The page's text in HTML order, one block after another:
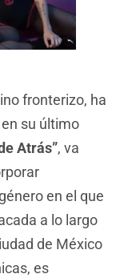
fronterizo, ha
su último
Atrás”, va
en el que
a lo largo
de México
es